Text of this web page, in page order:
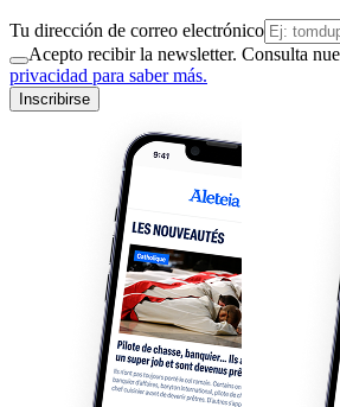
Tu dirección de correo electrónico
Acepto recibir la newsletter. Consulta
privacidad para saber más.
Inscribirse